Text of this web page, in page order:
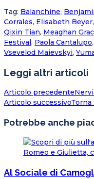
Tag: Balanchine,
Corrales, Elisabeth Beyer,
Qixin Tian, Meaghan
Festival, Paola Cantalupo,
Vsevelod Maievskyi,
Leggi altri articoli
Articolo precedente
Articolo successivoTorna
Potrebbe anche
Al Sociale di